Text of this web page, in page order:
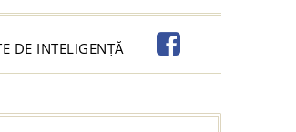
DE INTELIGENȚĂ